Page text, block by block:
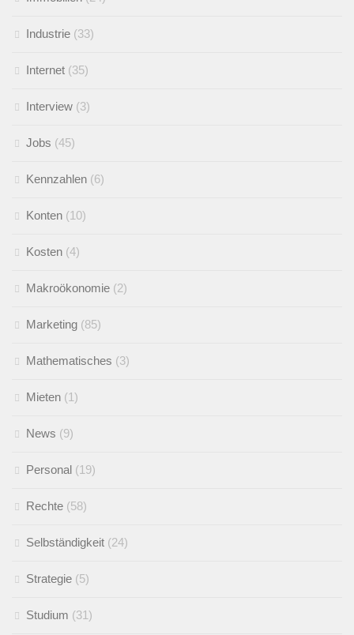
Industrie (33)
Internet (35)
Interview (3)
Jobs (45)
Kennzahlen (6)
Konten (10)
Kosten (4)
Makroökonomie (2)
Marketing (85)
Mathematisches (3)
Mieten (1)
News (9)
Personal (19)
Rechte (58)
Selbständigkeit (24)
Strategie (5)
Studium (31)